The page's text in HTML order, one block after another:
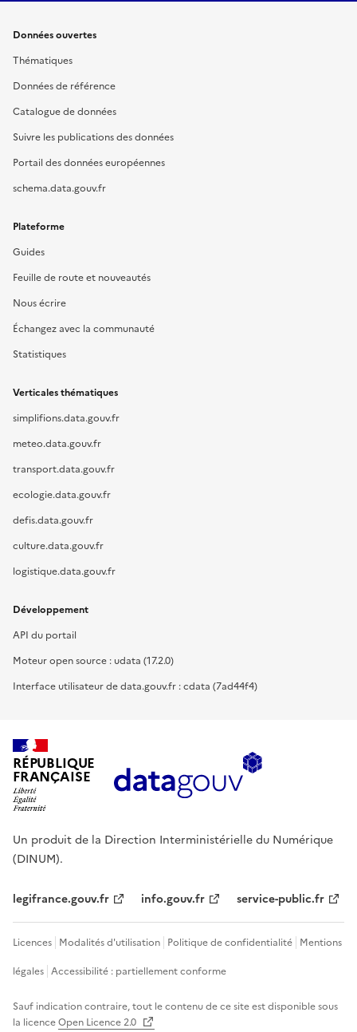
Données ouvertes
Thématiques
Données de référence
Catalogue de données
Suivre les publications des données
Portail des données européennes
schema.data.gouv.fr
Plateforme
Guides
Feuille de route et nouveautés
Nous écrire
Échangez avec la communauté
Statistiques
Verticales thématiques
simplifions.data.gouv.fr
meteo.data.gouv.fr
transport.data.gouv.fr
ecologie.data.gouv.fr
defis.data.gouv.fr
culture.data.gouv.fr
logistique.data.gouv.fr
Développement
API du portail
Moteur open source : udata (17.2.0)
Interface utilisateur de data.gouv.fr : cdata (7ad44f4)
RÉPUBLIQUE
FRANÇAISE
Un produit de la Direction Interministérielle du Numérique
(DINUM).
legifrance.gouv.fr info.gouv.fr service-public.fr
Licences Modalités d'utilisation Politique de confidentialité Mentions
légales Accessibilité : partiellement conforme
Sauf indication contraire, tout le contenu de ce site est disponible sous
la licenceOpen Licence 2.0